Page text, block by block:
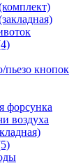
пьезо кнопок
форсунка
воздуха